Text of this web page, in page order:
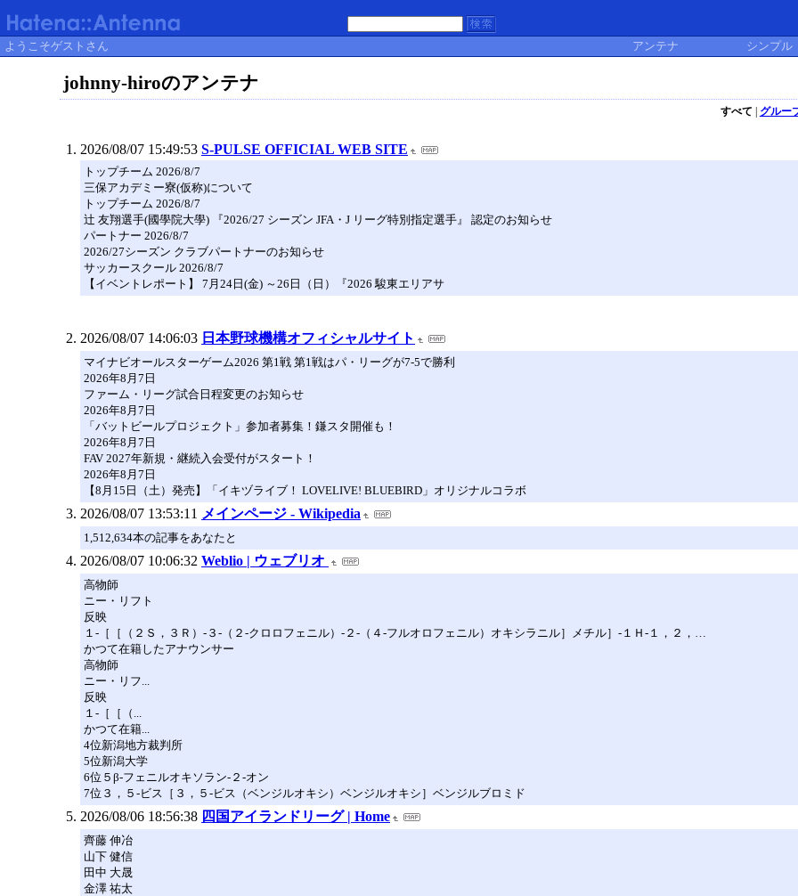
ようこそゲストさん アンテナ シンプル
johnny-hiroのアンテナ
すべて グルー
2026/08/07 15:49:53 S-PULSE OFFICIAL WEB SITE
トップチーム 2026/8/7
三保アカデミー寮(仮称)について
トップチーム 2026/8/7
辻 友翔選手(國學院大學) 『2026/27 シーズン JFA・J リーグ特別指定選手』 認定のお知らせ
パートナー 2026/8/7
2026/27シーズン クラブパートナーのお知らせ
サッカースクール 2026/8/7
【イベントレポート】 7月24日(金) ～26日（日）『2026 駿東エリアサ
2026/08/07 14:06:03 日本野球機構オフィシャルサイト
マイナビオールスターゲーム2026 第1戦 第1戦はパ・リーグが7-5で勝利
2026年8月7日
ファーム・リーグ試合日程変更のお知らせ
2026年8月7日
「バットビールプロジェクト」参加者募集！鎌スタ開催も！
2026年8月7日
FAV 2027年新規・継続入会受付がスタート！
2026年8月7日
【8月15日（土）発売】「イキヅライブ！ LOVELIVE! BLUEBIRD」オリジナルコラボ
2026/08/07 13:53:11 メインページ - Wikipedia
1,512,634本の記事をあなたと
2026/08/07 10:06:32 Weblio | ウェブリオ
高物師
ニー・リフト
反映
１‐［［（２Ｓ，３Ｒ）‐３‐（２‐クロロフェニル）‐２‐（４‐フルオロフェニル）オキシラニル］メチル］‐１Ｈ‐１，２，…
かつて在籍したアナウンサー
高物師
ニー・リフ...
反映
１‐［［（...
かつて在籍...
4位新潟地方裁判所
5位新潟大学
6位５β‐フェニルオキソラン‐２‐オン
7位３，５‐ビス［３，５‐ビス（ベンジルオキシ）ベンジルオキシ］ベンジルブロミド
2026/08/06 18:56:38 四国アイランドリーグ | Home
齊藤 伸冶
山下 健信
田中 大晟
金澤 祐太